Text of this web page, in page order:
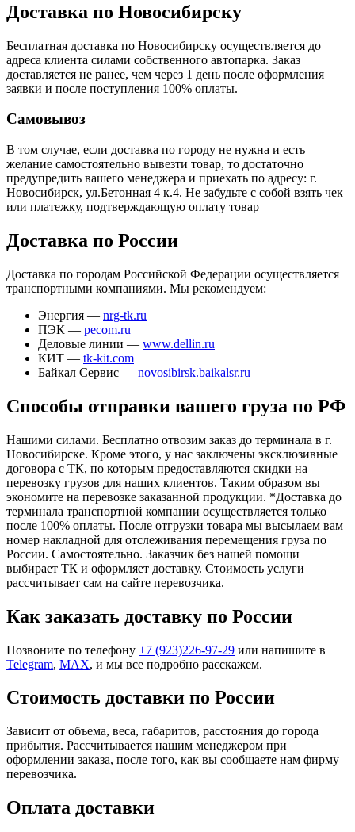
Доставка по Новосибирску
Бесплатная доставка по Новосибирску осуществляется до
адреса клиента силами собственного автопарка. Заказ
доставляется не ранее, чем через 1 день после оформления
заявки и после поступления 100% оплаты.
Самовывоз
В том случае, если доставка по городу не нужна и есть
желание самостоятельно вывезти товар, то достаточно
предупредить вашего менеджера и приехать по адресу: г.
Новосибирск, ул.Бетонная 4 к.4. Не забудьте с собой взять чек
или платежку, подтверждающую оплату товар
Доставка по России
Доставка по городам Российской Федерации осуществляется
транспортными компаниями. Мы рекомендуем:
Энергия — nrg-tk.ru
ПЭК — pecom.ru
Деловые линии — www.dellin.ru
КИТ — tk-kit.com
Байкал Сервис — novosibirsk.baikalsr.ru
Способы отправки вашего груза по РФ
Нашими силами. Бесплатно отвозим заказ до терминала в г.
Новосибирске. Кроме этого, у нас заключены эксклюзивные
договора с ТК, по которым предоставляются скидки на
перевозку грузов для наших клиентов. Таким образом вы
экономите на перевозке заказанной продукции. *Доставка до
терминала транспортной компании осуществляется только
после 100% оплаты. После отгрузки товара мы высылаем вам
номер накладной для отслеживания перемещения груза по
России. Самостоятельнo. Заказчик без нашей помощи
выбирает ТК и оформляет доставку. Стоимость услуги
рассчитывает сам на сайте перевозчика.
Как заказать доставку по России
Позвоните по телефону +7 (923)226-97-29 или напишите в
Telegram, MAX, и мы все подробно расскажем.
Стоимость доставки по России
Зависит от объема, веса, габаритов, расстояния до города
прибытия. Рассчитывается нашим менеджером при
оформлении заказа, после того, как вы сообщаете нам фирму
перевозчика.
Оплата доставки